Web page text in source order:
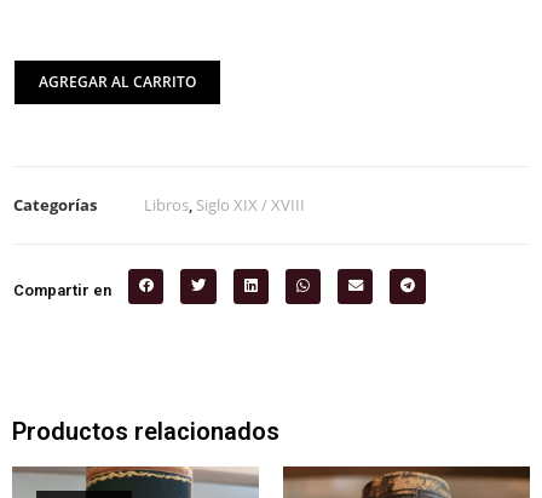
AGREGAR AL CARRITO
Categorías Libros, Siglo XIX / XVIII
Compartir en
Productos relacionados